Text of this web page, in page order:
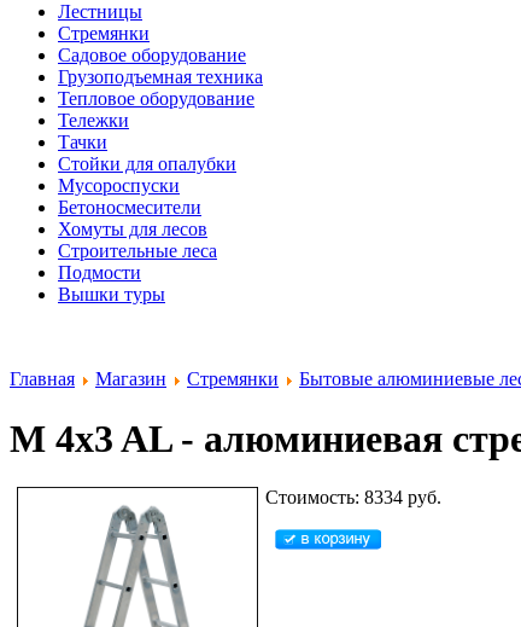
Лестницы
Стремянки
Садовое оборудование
Грузоподъемная техника
Тепловое оборудование
Тележки
Тачки
Стойки для опалубки
Мусороспуски
Бетоносмесители
Хомуты для лесов
Строительные леса
Подмости
Вышки туры
Главная Магазин Стремянки Бытовые алюминиевые
M 4x3 AL - алюминиевая
Стоимость: 8334 руб.